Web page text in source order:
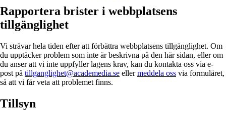
Rapportera brister i webbplatsens
tillgänglighet
Vi strävar hela tiden efter att förbättra webbplatsens tillgänglighet. Om
du upptäcker problem som inte är beskrivna på den här sidan, eller om
du anser att vi inte uppfyller lagens krav, kan du kontakta oss via e-
post på tillganglighet@academedia.se ellermeddela oss via formuläret,
så att vi får veta att problemet finns.
Tillsyn